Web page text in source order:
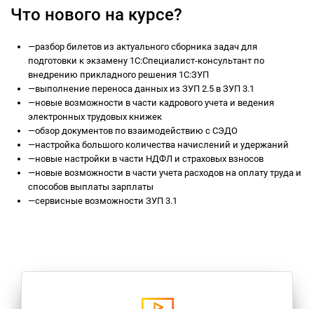
Что нового на курсе?
—разбор билетов из актуального сборника задач для
подготовки к экзамену 1С:Специалист-консультант по
внедрению прикладного решения 1С:ЗУП
—выполнение переноса данных из ЗУП 2.5 в ЗУП 3.1
—новые возможности в части кадрового учета и ведения
электронных трудовых книжек
—обзор документов по взаимодействию с СЭДО
—настройка большого количества начислений и удержаний
—новые настройки в части НДФЛ и страховых взносов
—новые возможности в части учета расходов на оплату труда и
способов выплаты зарплаты
—сервисные возможности ЗУП 3.1